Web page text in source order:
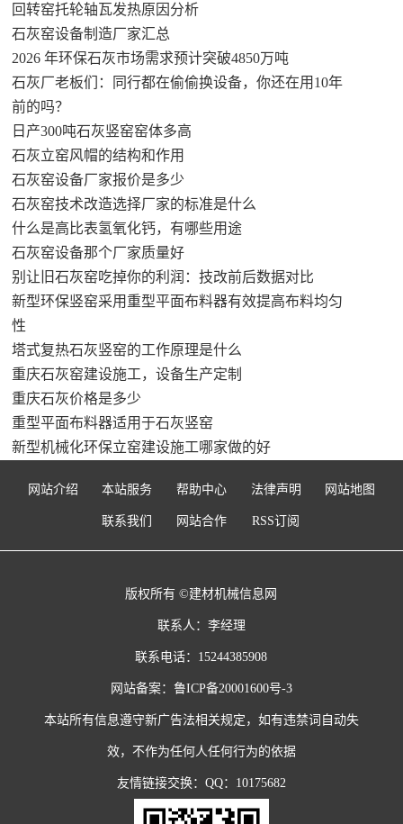
回转窑托轮轴瓦发热原因分析
石灰窑设备制造厂家汇总
2026 年环保石灰市场需求预计突破4850万吨
石灰厂老板们：同行都在偷偷换设备，你还在用10年
前的吗？
日产300吨石灰竖窑窑体多高
石灰立窑风帽的结构和作用
石灰窑设备厂家报价是多少
石灰窑技术改造选择厂家的标准是什么
什么是高比表氢氧化钙，有哪些用途
石灰窑设备那个厂家质量好
别让旧石灰窑吃掉你的利润：技改前后数据对比
新型环保竖窑采用重型平面布料器有效提高布料均匀
性
塔式复热石灰竖窑的工作原理是什么
重庆石灰窑建设施工，设备生产定制
重庆石灰价格是多少
重型平面布料器适用于石灰竖窑
新型机械化环保立窑建设施工哪家做的好
网站介绍 本站服务 帮助中心 法律声明 网站地图
联系我们 网站合作 RSS订阅
版权所有 ©建材机械信息网
联系人：李经理
联系电话：15244385908
网站备案： 鲁ICP备20001600号-3
本站所有信息遵守新广告法相关规定，如有违禁词自动失
效，不作为任何人任何行为的依据
友情链接交换：QQ：10175682